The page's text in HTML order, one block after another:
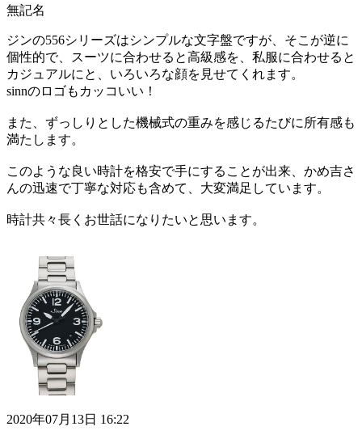
無記名
ジンの556シリーズはシンプルな文字盤ですが、そこが逆に
個性的で、スーツに合わせると高級感を、私服に合わせると
カジュアルにと、いろいろな顔を見せてくれます。
sinnのロゴもカッコいい！
また、ずっしりとした機械式の重みを感じるたびに所有感も
満たします。
このような良い時計を格安で手にすることが出来、かめ吉さ
んの迅速で丁寧な対応も含めて、大変満足しています。
時計共々長くお世話になりたいと思います。
2020年07月13日 16:22